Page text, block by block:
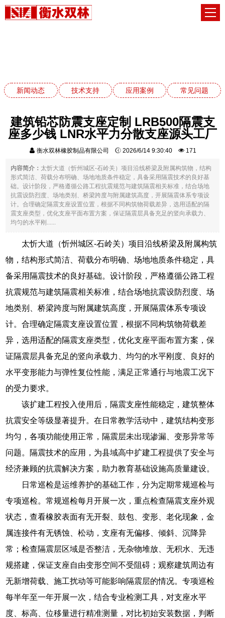
新闻动态 技术支持 应用案例 常见问题
建筑铅芯防震支座定制 LRB500隔震支
座多少钱 LNR水平力分散支座源头工厂
衡水双林橡胶制品有限公司 2026/6/14 9:30:40 171
内容简介： 太忻大道（忻州城区-石岭关）项目沿线桥梁及附属构筑物，结构
形式简洁、荷载分布明确、场地地质条件稳定，具备采用隔震技术的良好基
础。设计阶段，严格遵循公路工程抗震规范与建筑隔震相关标准，结合场地
抗震设防烈度、场地类别、桥梁跨度与附属建筑高度，开展隔震体系专项设
计。合理确定隔震支座设置位置，根据不同构筑物荷载差异，选用适配的隔
震支座类型，优化支座平面布置方案，保证隔震层具备充足的竖向承载力、
均匀的水平刚......
太忻大道（忻州城区-石岭关）项目沿线桥梁及附属构筑
物，结构形式简洁、荷载分布明确、场地地质条件稳定，具
备采用隔震技术的良好基础。设计阶段，严格遵循公路工程
抗震规范与建筑隔震相关标准，结合场地抗震设防烈度、场
地类别、桥梁跨度与附属建筑高度，开展隔震体系专项设
计。合理确定隔震支座设置位置，根据不同构筑物荷载差
异，选用适配的隔震支座类型，优化支座平面布置方案，保
证隔震层具备充足的竖向承载力、均匀的水平刚度、良好的
水平变形能力与弹性复位性能，满足正常通行与地震工况下
的受力要求。
该扩建工程投入使用后，隔震支座性能稳定，建筑整体
抗震安全等级显著提升。在日常教学活动中，建筑结构变形
均匀，各项功能使用正常，隔震层未出现渗漏、变形异常等
问题。隔震技术的应用，为县域高中扩建工程提供了安全与
经济兼顾的抗震解决方案，助力教育基础设施高质量建设。
日常巡检是运维养护的基础工作，分为定期常规巡检与
专项巡检。常规巡检每月开展一次，重点检查隔震支座外观
状态，查看橡胶表面有无开裂、鼓包、变形、老化现象，金
属连接件有无锈蚀、松动，支座有无偏移、倾斜、沉降异
常；检查隔震层区域是否整洁，无杂物堆放、无积水、无违
规搭建，保证支座自由变形空间不受阻碍；观察建筑周边有
无新增荷载、施工扰动等可能影响隔震层的情况。专项巡检
每半年至一年开展一次，结合专业检测工具，对支座水平
度、标高、位移量进行精准测量，对比初始安装数据，判断